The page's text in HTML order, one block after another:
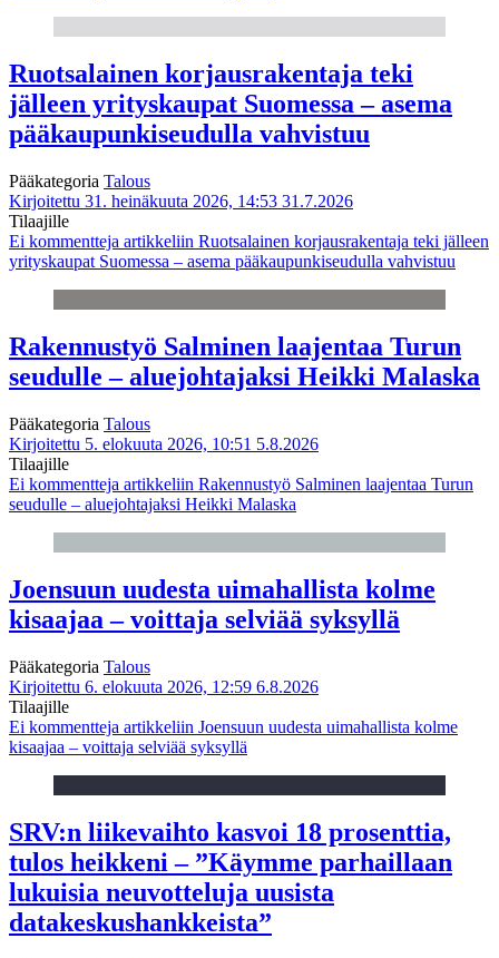
Ruotsalainen korjausrakentaja teki
jälleen yrityskaupat Suomessa – asema
pääkaupunkiseudulla vahvistuu
Pääkategoria Talous
Kirjoitettu 31. heinäkuuta 2026, 14:53 31.7.2026
Tilaajille
Ei kommentteja artikkeliin Ruotsalainen korjausrakentaja teki jälleen
yrityskaupat Suomessa – asema pääkaupunkiseudulla vahvistuu
Rakennustyö Salminen laajentaa Turun
seudulle – aluejohtajaksi Heikki Malaska
Pääkategoria Talous
Kirjoitettu 5. elokuuta 2026, 10:51 5.8.2026
Tilaajille
Ei kommentteja artikkeliin Rakennustyö Salminen laajentaa Turun
seudulle – aluejohtajaksi Heikki Malaska
Joensuun uudesta uimahallista kolme
kisaajaa – voittaja selviää syksyllä
Pääkategoria Talous
Kirjoitettu 6. elokuuta 2026, 12:59 6.8.2026
Tilaajille
Ei kommentteja artikkeliin Joensuun uudesta uimahallista kolme
kisaajaa – voittaja selviää syksyllä
SRV:n liikevaihto kasvoi 18 prosenttia,
tulos heikkeni – ”Käymme parhaillaan
lukuisia neuvotteluja uusista
datakeskushankkeista”